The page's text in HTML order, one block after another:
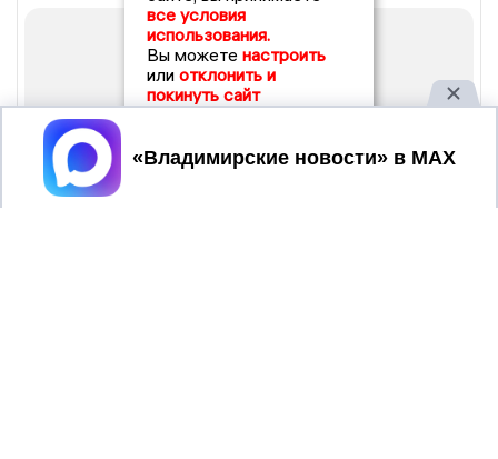
все условия
использования.
Вы можете настроить
или отклонить и
покинуть сайт
Принять